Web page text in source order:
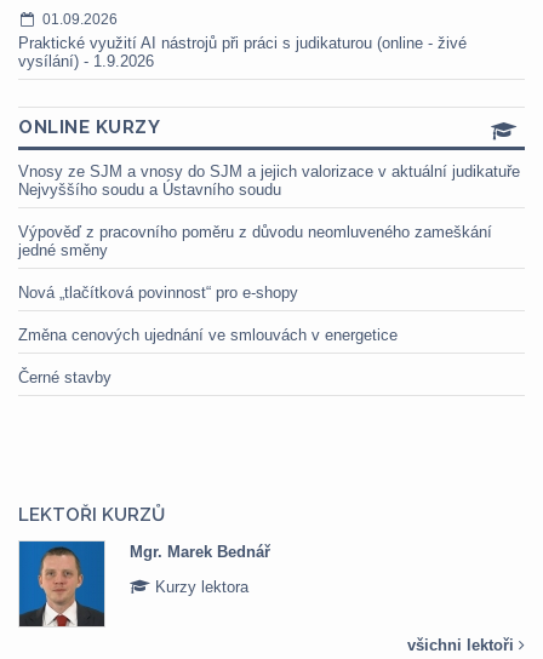
01.09.2026
Praktické využití AI nástrojů při práci s judikaturou (online - živé
vysílání) - 1.9.2026
ONLINE KURZY
Vnosy ze SJM a vnosy do SJM a jejich valorizace v aktuální judikatuře
Nejvyššího soudu a Ústavního soudu
Výpověď z pracovního poměru z důvodu neomluveného zameškání
jedné směny
Nová „tlačítková povinnost“ pro e-shopy
Změna cenových ujednání ve smlouvách v energetice
Černé stavby
LEKTOŘI KURZŮ
Mgr. Veronika Pázmányová
Kurzy lektora
všichni lektoři